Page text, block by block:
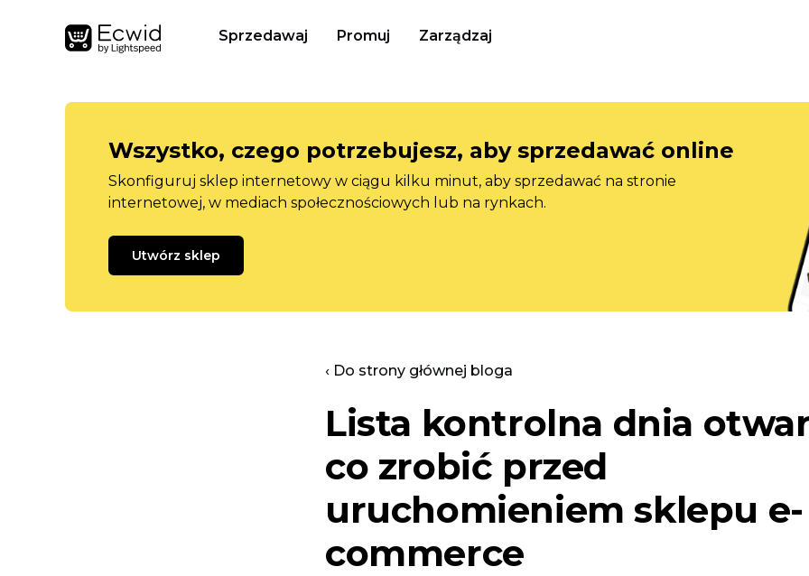
Sprzedawaj Promuj Zarządzaj
Wszystko, czego potrzebujesz, aby sprzedawać online
Skonfiguruj sklep internetowy w ciągu kilku minut, aby sprzedawać na stronie
internetowej, w mediach społecznościowych lub na rynkach.
Utwórz sklep
‹ Do strony głównej bloga
Lista kontrolna dnia
co zrobić przed
uruchomieniem sklepu e-
commerce